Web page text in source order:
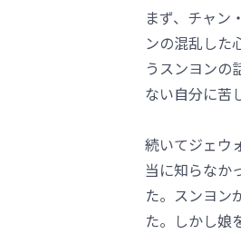
まず、チャン
ンの混乱した
うスンヨンの
ない自分に苦
続いてジェウ
当に知らなか
た。スンヨン
た。しかし娘